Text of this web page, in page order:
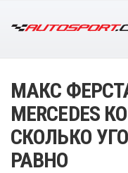
МАКС
MERCEDES
СКОЛЬКО
РАВНО